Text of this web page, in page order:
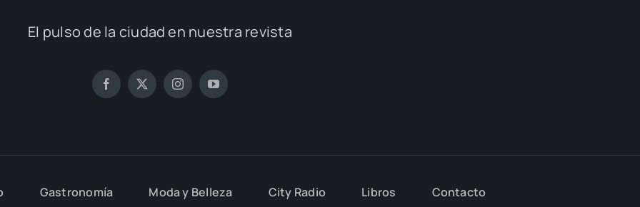
El pul­so de la ciu­dad en nues­tra revis­ta
Gas­tro­no­mía Moda y Belle­za City Radio Libros Con­tac­to